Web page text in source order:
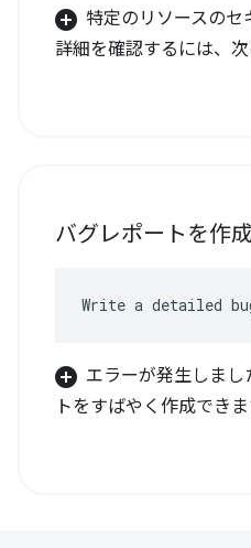
特定のリソースのセ
詳細を確認するには、次
バグレポートを作
Write a detailed
エラーが発生しま
トをすばやく作成できま